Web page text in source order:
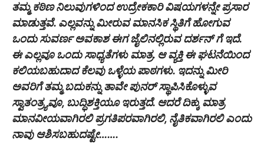
ತಮ್ಮ ಕಠಿಣ ನಿಲುವುಗಳಿಂದ ಉದ್ರೇಕಕಾರಿ ವಿಷಯಗಳನ್ನೇ ಪ್ರಸಾರ
ಮಾಡುತ್ತವೆ. ಎಲ್ಲವನ್ನು ಮೀರುವ ಮಾನಸಿಕ ಸ್ಥಿತಿಗೆ ಹೋಗುವ
ಒಂದು ಸುವರ್ಣ ಅವಕಾಶ ಈಗ ಜೈಲಿನಲ್ಲಿರುವ ದರ್ಶನ್ ಗೆ ಇದೆ.
ಈ ಎಲ್ಲವೂ ಒಂದು ಸಾಧ್ಯತೆಗಳು ಮಾತ್ರ. ಆ ವ್ಯಕ್ತಿ ಈ ಘಟನೆಯಿಂದ
ಕಲಿಯಬಹುದಾದ ಕೆಲವು ಒಳ್ಳೆಯ ಪಾಠಗಳು. ಇದನ್ನು ಮೀರಿ
ಅವರಿಗೆ ತಮ್ಮ ಬದುಕನ್ನು ತಾವೇ ಪುನರ್ ಸ್ಥಾಪಿಸಿಕೊಳ್ಳುವ
ಸ್ವಾತಂತ್ರ್ಯವೂ, ಬುದ್ಧಿಶಕ್ತಿಯೂ ಇರುತ್ತದೆ. ಆದರೆ ದಿಕ್ಕು ಮಾತ್ರ
ಮಾನವೀಯವಾಗಿರಲಿ ಪ್ರಗತಿಪರವಾಗಿರಲಿ, ನೈತಿಕವಾಗಿರಲಿ ಎಂದು
ನಾವು ಆಶಿಸಬಹುದಷ್ಟೇ…….